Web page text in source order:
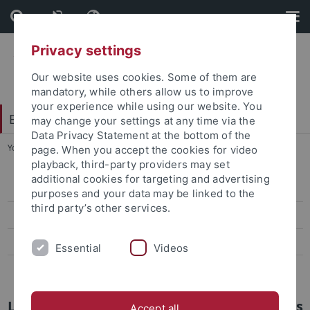
Skip
to
content
Skip
to
footer
Evangelisch-Theologische Fakultät
You are here: Startseite ... Person
Person
Stiftung
Preisträger und Preisträgerinnen
Lebenslauf von Rabbiner Dr. Leopold Lucas
Privacy settings
Our website uses cookies. Some of them are
mandatory, while others allow us to improve
your experience while using our website. You
may change your settings at any time via the
Data Privacy Statement at the bottom of the
page. When you accept the cookies for video
playback, third-party providers may set
additional cookies for targeting and advertising
purposes and your data may be linked to the
third party’s other services.
Essential Videos